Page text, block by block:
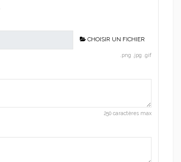
CHOISIR UN FICHIER
.png .jpg .gif
250 caractères max